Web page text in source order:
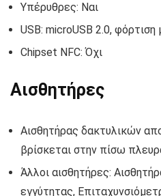
Υπέρυθρες: Ναι
USB: microUSB 2.0,
Chipset NFC: Όχι
Αισθητήρες
Αισθητήρας δακτυλικών
βρίσκεται στην πίσω
Άλλοι αισθητήρες:
εγγύτητας,